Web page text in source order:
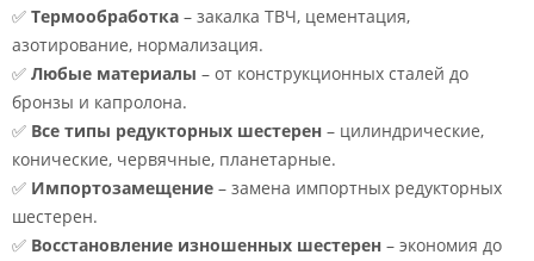
✅ Термообработка – закалка ТВЧ, цементация,
азотирование, нормализация.
✅ Любые материалы – от конструкционных сталей до
бронзы и капролона.
✅ Все типы редукторных шестерен – цилиндрические,
конические, червячные, планетарные.
✅ Импортозамещение – замена импортных редукторных
шестерен.
✅ Восстановление изношенных шестерен – экономия до